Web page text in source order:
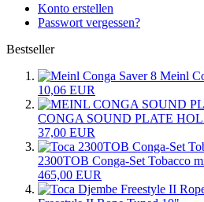
Konto erstellen
Passwort vergessen?
Bestseller
Meinl
10,06 EUR
CONGA SOUND PLATE
37,00 EUR
2300TOB Conga-Set Tobacco
465,00 EUR